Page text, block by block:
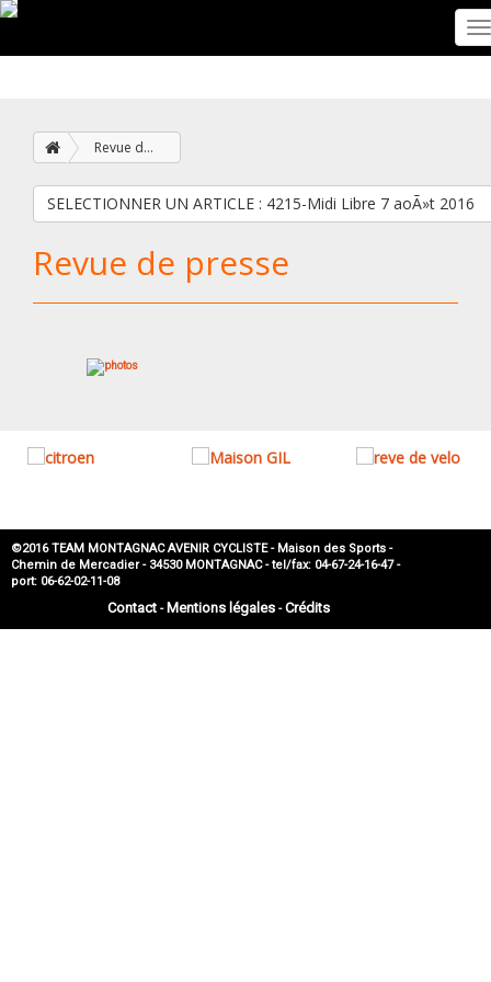
Revue de presse
SELECTIONNER UN ARTICLE : 4215-Midi Libre 7 aoÃ»t 2016
Revue de presse
©2016 TEAM MONTAGNAC AVENIR CYCLISTE - Maison des Sports -
Chemin de Mercadier - 34530 MONTAGNAC - tel/fax: 04-67-24-16-47 -
port: 06-62-02-11-08
Contact- Mentions légales-Crédits